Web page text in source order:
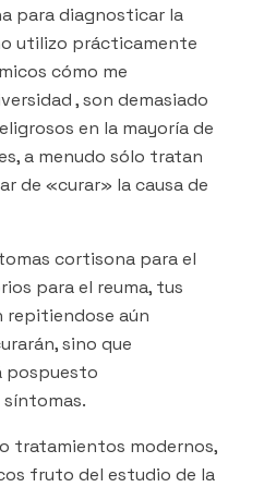
para diagnosticar la
utilizo prácticamente
cómo me
, son demasiado
en la mayoría de
a menudo sólo tratan
de «curar» la causa de
cortisona para el
para el reuma, tus
repitiendose aún
sino que
pospuesto
tratamientos modernos,
fruto del estudio de la